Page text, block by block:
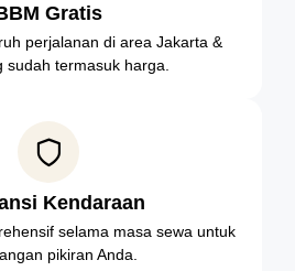
Gratis
perjalanan di area Jakarta &
sudah termasuk harga.
Kendaraan
selama masa sewa untuk
pikiran Anda.